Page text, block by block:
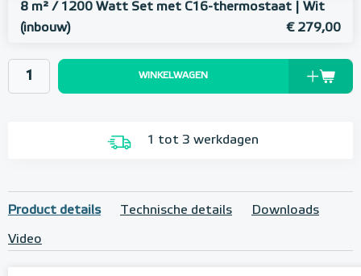
8 m² / 1200 Watt Set met C16-thermostaat | Wit
(inbouw)
€ 279,00
WINKELWAGEN
1 tot 3 werkdagen
Product details Technische details Downloads
Video